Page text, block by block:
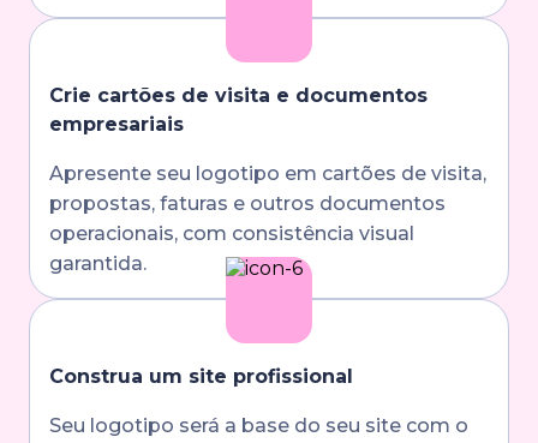
Crie cartões de visita e documentos
empresariais
Apresente seu logotipo em cartões de visita,
propostas, faturas e outros documentos
operacionais, com consistência visual
garantida.
Construa um site profissional
Seu logotipo será a base do seu site com o